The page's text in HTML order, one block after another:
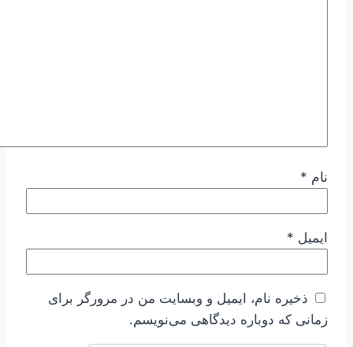
نام *
ایمیل *
ذخیره نام، ایمیل و وبسایت من در مرورگر برای
زمانی که دوباره دیدگاهی می‌نویسم.